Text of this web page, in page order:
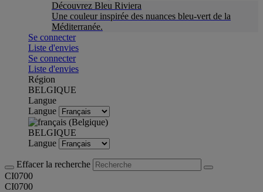
Découvrez Bleu Riviera
Une couleur inspirée des nuances bleu-vert de la
Méditerranée.
Se connecter
Liste d'envies
Se connecter
Liste d'envies
Région
BELGIQUE
Langue
Langue
BELGIQUE
Langue
Effacer la recherche
CI0700
CI0700